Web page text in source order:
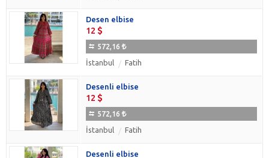
Desen elbise
12
572,16
İstanbul Fatih
Desenli elbise
12
572,16
İstanbul Fatih
Desenli elbise